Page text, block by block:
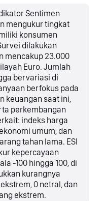
Sentimen
mengukur tingkat
konsumen
dilakukan
mencakup 23.000
Euro. Jumlah
bervariasi di
berfokus pada
keuangan saat ini,
perkembangan
indeks harga
umum, dan
tahan lama. ESI
kepercayaan
-100 hingga 100, di
kurangnya
0 netral, dan
ekstrem.